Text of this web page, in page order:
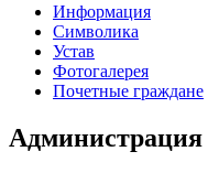
Информация
Символика
Устав
Фотогалерея
Почетные граждане
Администрация